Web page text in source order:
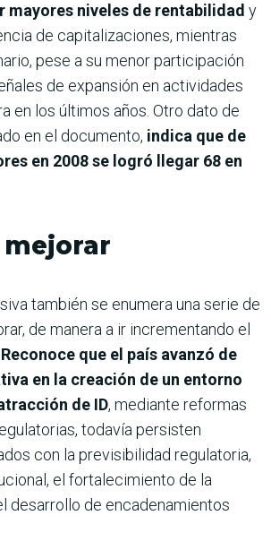
mayores niveles de rentabilidad y
de capitalizaciones, mientras
pese a su menor participación
de expansión en actividades
en los últimos años. Otro dato de
en el documento, indica que de
en 2008 se logró llegar 68 en
también se enumera una serie de
de manera a ir incrementando el
Reconoce que el país avanzó de
en la creación de un entorno
de ID, mediante reformas
todavía persisten
con la previsibilidad regulatoria,
el fortalecimiento de la
desarrollo de encadenamientos